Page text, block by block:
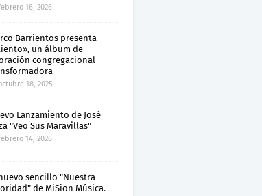
16, 2026
Barrientos presenta
un álbum de
congregacional
18, 2025
Lanzamiento de José
"Veo Sus Maravillas"
14, 2026
sencillo "Nuestra
de MiSion Música.